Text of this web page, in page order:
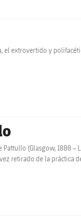
extrovertido y
Pattullo (Glasgow, 1888
retirado de la práctica